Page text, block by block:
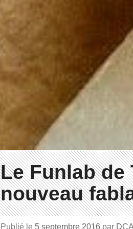
Le Funlab
nouveau
Publié le 5 septembre 2016 par